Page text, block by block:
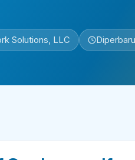
Solutions, LLC